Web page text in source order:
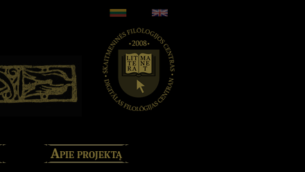
Apie projektą